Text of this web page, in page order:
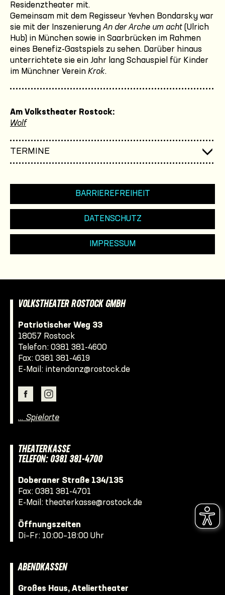
Residenztheater mit.
Gemeinsam mit dem Regisseur Yevhen Bondarsky war
sie mit der InszenierungAn der Arche um acht (Ulrich
Hub) in München sowie in Saarbrücken im Rahmen
eines Benefiz-Gastspiels zu sehen. Darüber hinaus
unterrichtete sie ein Jahr lang Schauspiel für Kinder
im Münchner Verein Krok.
Am Volkstheater Rostock:
Wolf
TERMINE
BARRIEREFREIHEIT
DATENSCHUTZ
IMPRESSUM
VOLKSTHEATER ROSTOCK GMBH
Patriotischer Weg 33
18057 Rostock
Telefon: 0381 381-4600
Fax: 0381 381-4619
E-Mail: intendanz@rostock.de
… Spielorte
THEATERKASSE
TELEFON: 0381 381-4700
Doberaner Straße 134/135
Fax: 0381 381-4701
E-Mail: theaterkasse@rostock.de
Öffnungszeiten
Di–Fr: 10:00–18:00 Uhr
ABENDKASSEN
Großes Haus, Ateliertheater